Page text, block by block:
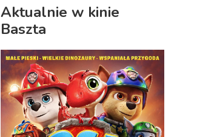
PREVIOUS
Aktualnie w kinie
Baszta